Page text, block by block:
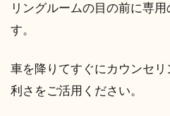
リングルームの目の前に専
す。
車を降りてすぐにカウンセ
利さをご活用ください。